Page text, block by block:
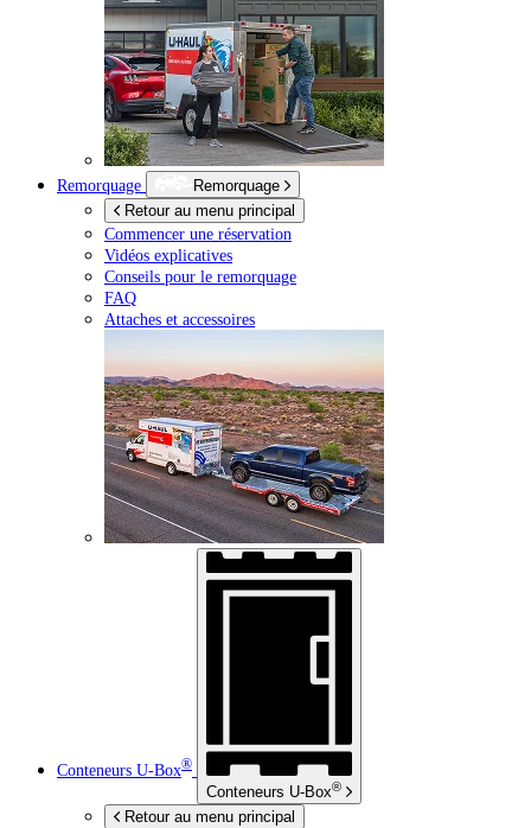
Remorquage
Remorquage
Retour au menu principal
Commencer une réservation
Vidéos explicatives
Conseils pour le remorquage
FAQ
Attaches et accessoires
Conteneurs U-Box®
Conteneurs U-Box®
Retour au menu principal